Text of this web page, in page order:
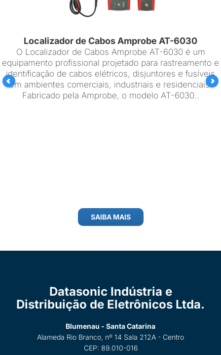
Localizador de Cabos Amprobe AT-6030
O Localizador de Cabos Amprobe AT-6030 é um
equipamento profissional projetado para rastreamento e
identificação de cabos elétricos, disjuntores e fusíveis
em ambientes comerciais, industriais e residenciais.
Fabricado pela Amprobe, o modelo AT-6030..
SAIBA MAIS
Datasonic Indústria e
Distribuição de Eletrônicos Ltda.
Blumenau - Santa Catarina
Alameda Rio Branco, nº 14 Sala 212A - Centro
CEP: 89.010-016